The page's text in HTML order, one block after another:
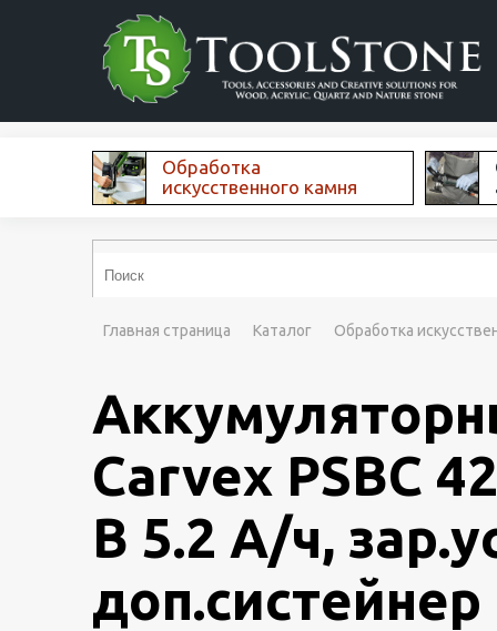
Обработка
искусственного камня
Главная страница Каталог Обработка
Carvex PSBC
В 5.2 А/ч,
доп.систейнер